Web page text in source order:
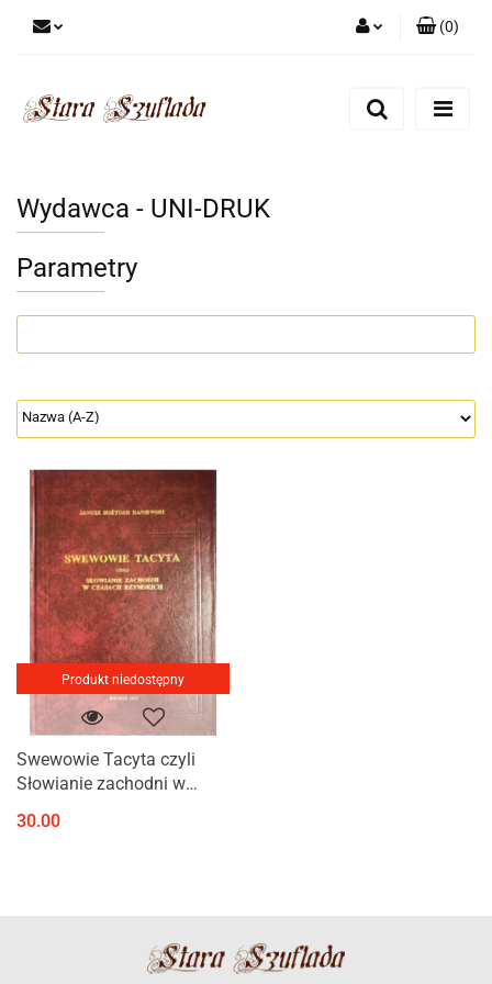
Zarejestruj się
(0)
Wydawca - UNI-DRUK
Parametry
Produkt niedostępny
Swewowie Tacyta czyli
Słowianie zachodni w
30.00